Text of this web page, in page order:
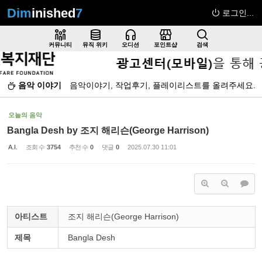
Diminished7 로그인...
커뮤니티 뮤직 위키 오디션 포인트샵 검색
음악 이야기 음악이야기, 작업후기, 플레이리스트를 올려주세요.
오늘의 음악
Bangla Desh by 조지 해리슨(George Harrison)
A.I. 조회 수 3754 추천 수 0 댓글 0 2025.07.30 11:01
아티스트 조지 해리슨(George Harrison)
제목 Bangla Desh
Sketchbook5, 스케치북5
Sketchbook5, 스케치북5